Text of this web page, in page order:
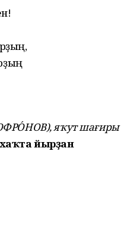
яҡут шағиры
йырҙан